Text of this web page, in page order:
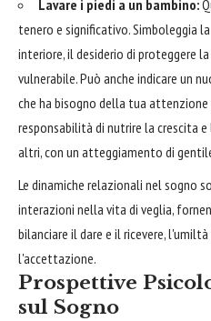
Lavare i piedi a un bambino:
tenero e significativo. Simboleggia
interiore, il desiderio di proteggere
vulnerabile. Può anche indicare un
che ha bisogno della tua attenzione
responsabilità di nutrire la crescita
altri, con un atteggiamento di
Le dinamiche relazionali nel sogno
interazioni nella vita di veglia,
bilanciare il dare e il ricevere,
l'accettazione.
Prospettive
sul Sogno